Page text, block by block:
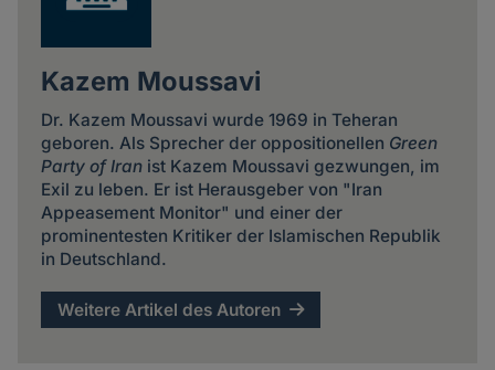
Kazem Moussavi
Dr. Kazem Moussavi wurde 1969 in Teheran
geboren. Als Sprecher der oppositionellen Green
Party of Iran ist Kazem Moussavi gezwungen, im
Exil zu leben. Er ist Herausgeber von "Iran
Appeasement Monitor" und einer der
prominentesten Kritiker der Islamischen Republik
in Deutschland.
Weitere Artikel des Autoren